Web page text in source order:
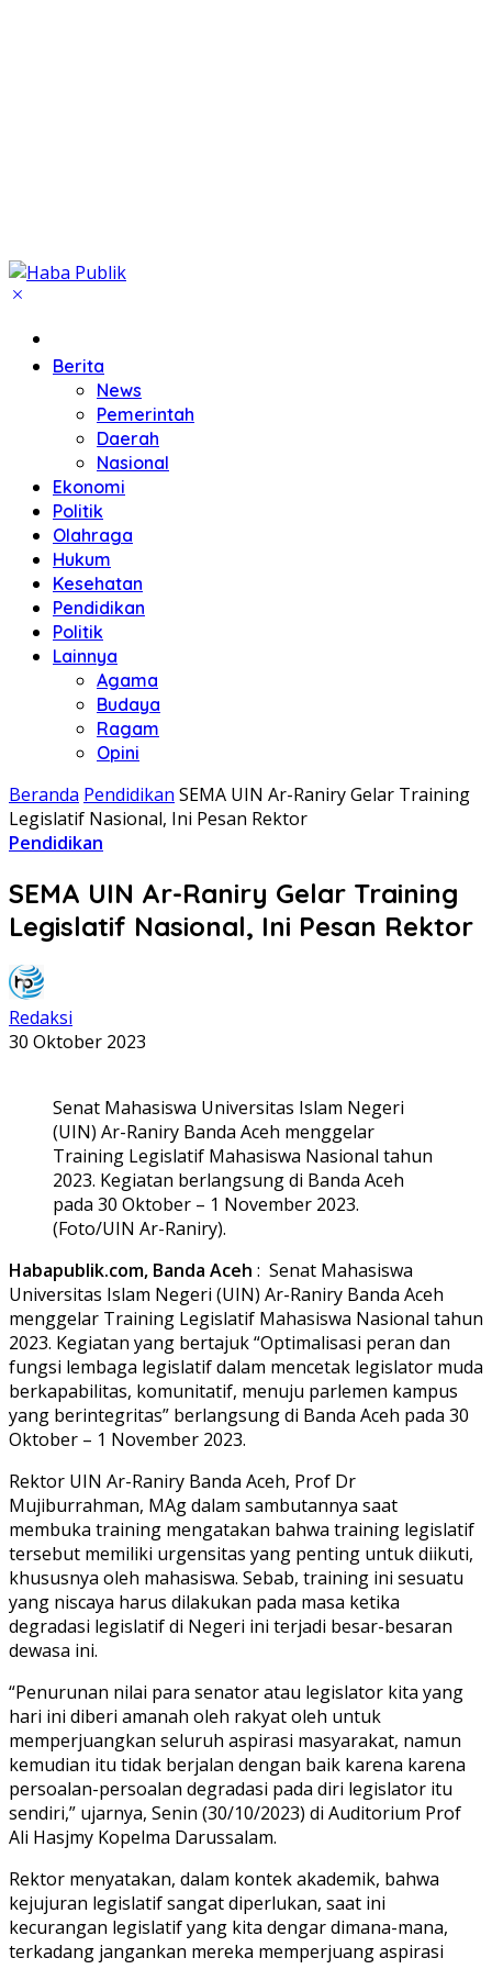
Berita
News
Pemerintah
Daerah
Nasional
Ekonomi
Politik
Olahraga
Hukum
Kesehatan
Pendidikan
Politik
Lainnya
Agama
Budaya
Ragam
Opini
Beranda Pendidikan SEMA UIN Ar-Raniry Gelar Training
Legislatif Nasional, Ini Pesan Rektor
Pendidikan
SEMA UIN Ar-Raniry Gelar Training
Legislatif Nasional, Ini Pesan Rektor
Redaksi
30 Oktober 2023
Senat Mahasiswa Universitas Islam Negeri
(UIN) Ar-Raniry Banda Aceh menggelar
Training Legislatif Mahasiswa Nasional tahun
2023. Kegiatan berlangsung di Banda Aceh
pada 30 Oktober – 1 November 2023.
(Foto/UIN Ar-Raniry).
Habapublik.com, Banda Aceh : Senat Mahasiswa
Universitas Islam Negeri (UIN) Ar-Raniry Banda Aceh
menggelar Training Legislatif Mahasiswa Nasional tahun
2023. Kegiatan yang bertajuk “Optimalisasi peran dan
fungsi lembaga legislatif dalam mencetak legislator muda
berkapabilitas, komunitatif, menuju parlemen kampus
yang berintegritas” berlangsung di Banda Aceh pada 30
Oktober – 1 November 2023.
Rektor UIN Ar-Raniry Banda Aceh, Prof Dr
Mujiburrahman, MAg dalam sambutannya saat
membuka training mengatakan bahwa training legislatif
tersebut memiliki urgensitas yang penting untuk diikuti,
khususnya oleh mahasiswa. Sebab, training ini sesuatu
yang niscaya harus dilakukan pada masa ketika
degradasi legislatif di Negeri ini terjadi besar-besaran
dewasa ini.
“Penurunan nilai para senator atau legislator kita yang
hari ini diberi amanah oleh rakyat oleh untuk
memperjuangkan seluruh aspirasi masyarakat, namun
kemudian itu tidak berjalan dengan baik karena karena
persoalan-persoalan degradasi pada diri legislator itu
sendiri,” ujarnya, Senin (30/10/2023) di Auditorium Prof
Ali Hasjmy Kopelma Darussalam.
Rektor menyatakan, dalam kontek akademik, bahwa
kejujuran legislatif sangat diperlukan, saat ini
kecurangan legislatif yang kita dengar dimana-mana,
terkadang jangankan mereka memperjuang aspirasi